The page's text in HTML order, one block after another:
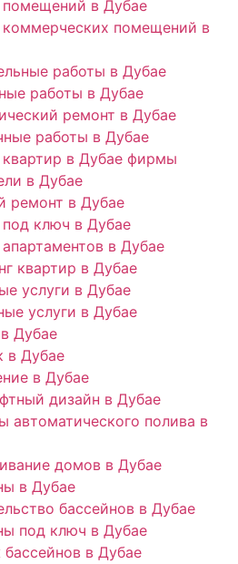
в Дубае
помещений в
работы в Дубае
работы в Дубае
ремонт в Дубае
работы в Дубае
в Дубае фирмы
в Дубае
ремонт в Дубае
ключ в Дубае
в Дубае
квартир в Дубае
услуги в Дубае
услуги в Дубае
Дубае
в Дубае
в Дубае
дизайн в Дубае
автоматического полива в
домов в Дубае
в Дубае
бассейнов в Дубае
под ключ в Дубае
в Дубае